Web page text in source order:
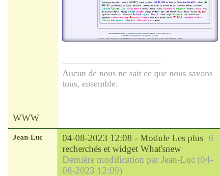
Aucun de nous ne sait ce que nous savons
tous, ensemble.
WWW
6
Jean-Luc 04-08-2023 12:08 - Module Les plus
recherchés et widget What'snew
Dernière modification par Jean-Luc (04-
08-2023 12:09)